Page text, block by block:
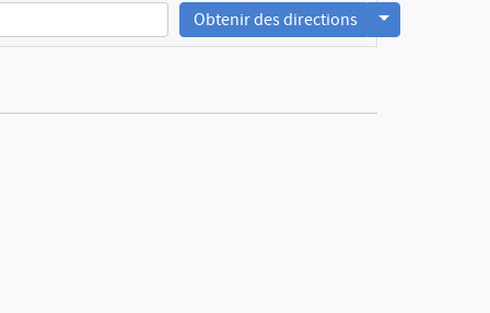
Obtenir des directions